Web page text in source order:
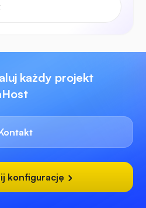
każdy projekt
konfigurację